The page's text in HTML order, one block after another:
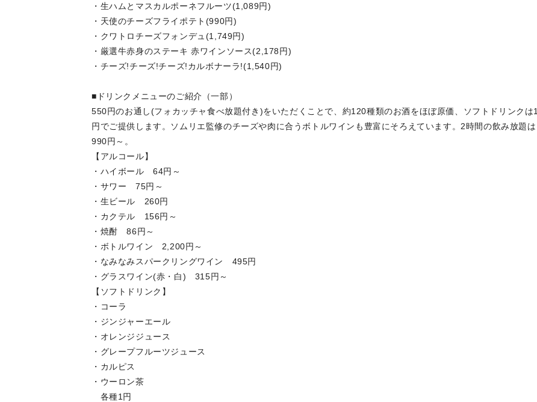
・生ハムとマスカルポーネフルーツ(1,089円)
・天使のチーズフライポテト(990円)
・クワトロチーズフォンデュ(1,749円)
・厳選牛赤身のステーキ 赤ワインソース(2,178円)
・チーズ!チーズ!チーズ!カルボナーラ!(1,540円)
■ドリンクメニューのご紹介（一部）
550円のお通し(フォカッチャ食べ放題付き)をいただくことで、約120種類のお酒をほぼ原価、ソフトドリンクは1
円でご提供します。ソムリエ監修のチーズや肉に合うボトルワインも豊富にそろえています。2時間の飲み放題は
990円～。
【アルコール】
・ハイボール 64円～
・サワー 75円～
・生ビール 260円
・カクテル 156円～
・焼酎 86円～
・ボトルワイン 2,200円～
・なみなみスパークリングワイン 495円
・グラスワイン(赤・白) 315円～
【ソフトドリンク】
・コーラ
・ジンジャーエール
・オレンジジュース
・グレープフルーツジュース
・カルピス
・ウーロン茶
各種1円